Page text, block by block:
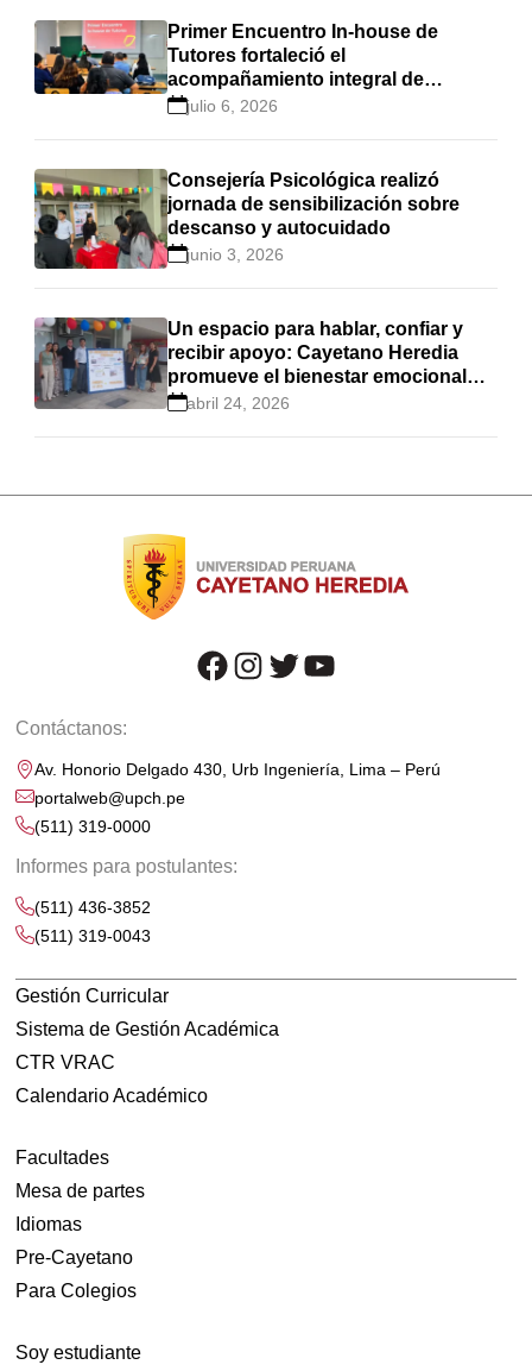
Primer Encuentro In-house de
Tutores fortaleció el
acompañamiento integral de
estudiantes en Cayetano Heredia
julio 6, 2026
Consejería Psicológica realizó
jornada de sensibilización sobre
descanso y autocuidado
junio 3, 2026
Un espacio para hablar, confiar y
recibir apoyo: Cayetano Heredia
promueve el bienestar emocional
estudiantil
abril 24, 2026
facebook instagram twitter youtube
Contáctanos:
Av. Honorio Delgado 430, Urb Ingeniería, Lima – Perú
portalweb@upch.pe
(511) 319-0000
Informes para postulantes:
(511) 436-3852
(511) 319-0043
Gestión Curricular
Sistema de Gestión Académica
CTR VRAC
Calendario Académico
Facultades
Mesa de partes
Idiomas
Pre-Cayetano
Para Colegios
Soy estudiante